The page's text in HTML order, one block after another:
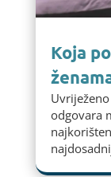
Koja
odgovara